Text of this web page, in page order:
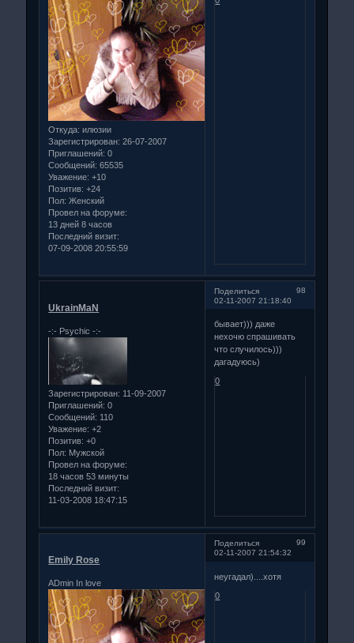
Откуда: илюзии
Зарегистрирован: 26-07-2007
Приглашений: 0
Сообщений: 65535
Уважение: +10
Позитив: +24
Пол: Женский
Провел на форуме:
13 дней 8 часов
Последний визит:
07-09-2008 20:55:59
Поделиться
98
02-11-2007 21:18:40
UkrainMaN
-:- Psychiс -:-
Зарегистрирован: 11-09-2007
Приглашений: 0
Сообщений: 110
Уважение: +2
Позитив: +0
Пол: Мужской
Провел на форуме:
18 часов 53 минуты
Последний визит:
11-03-2008 18:47:15
бывает))) даже
нехочю спрашивать
что случилось)))
дагадуюсь)
0
Поделиться
99
02-11-2007 21:54:32
Emily Rose
ADmin In love
неугадал)....хотя
0